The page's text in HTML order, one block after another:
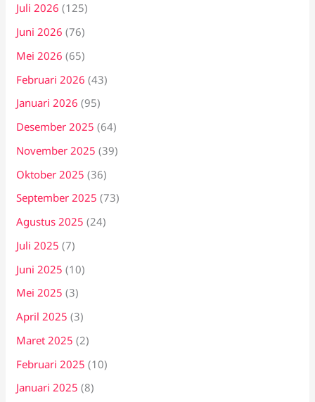
Juli 2026 (125)
Juni 2026 (76)
Mei 2026 (65)
Februari 2026 (43)
Januari 2026 (95)
Desember 2025 (64)
November 2025 (39)
Oktober 2025 (36)
September 2025 (73)
Agustus 2025 (24)
Juli 2025 (7)
Juni 2025 (10)
Mei 2025 (3)
April 2025 (3)
Maret 2025 (2)
Februari 2025 (10)
Januari 2025 (8)